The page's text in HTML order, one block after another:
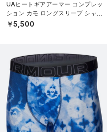
UAヒートギアアーマー コンプレッ
ション カモ ロングスリーブ シャツ
（トレーニング/MEN）
￥5,500